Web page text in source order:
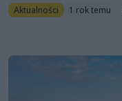
Aktualności 1 rok temu